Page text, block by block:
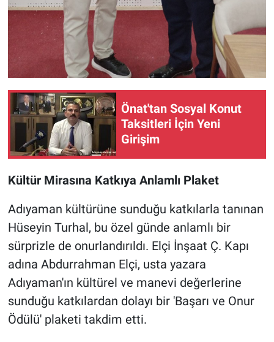
Önat'tan Sosyal Konut
Taksitleri İçin Yeni
Girişim
Kültür Mirasına Katkıya Anlamlı Plaket
Adıyaman kültürüne sunduğu katkılarla tanınan
Hüseyin Turhal, bu özel günde anlamlı bir
sürprizle de onurlandırıldı. Elçi İnşaat Ç. Kapı
adına Abdurrahman Elçi, usta yazara
Adıyaman'ın kültürel ve manevi değerlerine
sunduğu katkılardan dolayı bir 'Başarı ve Onur
Ödülü' plaketi takdim etti.